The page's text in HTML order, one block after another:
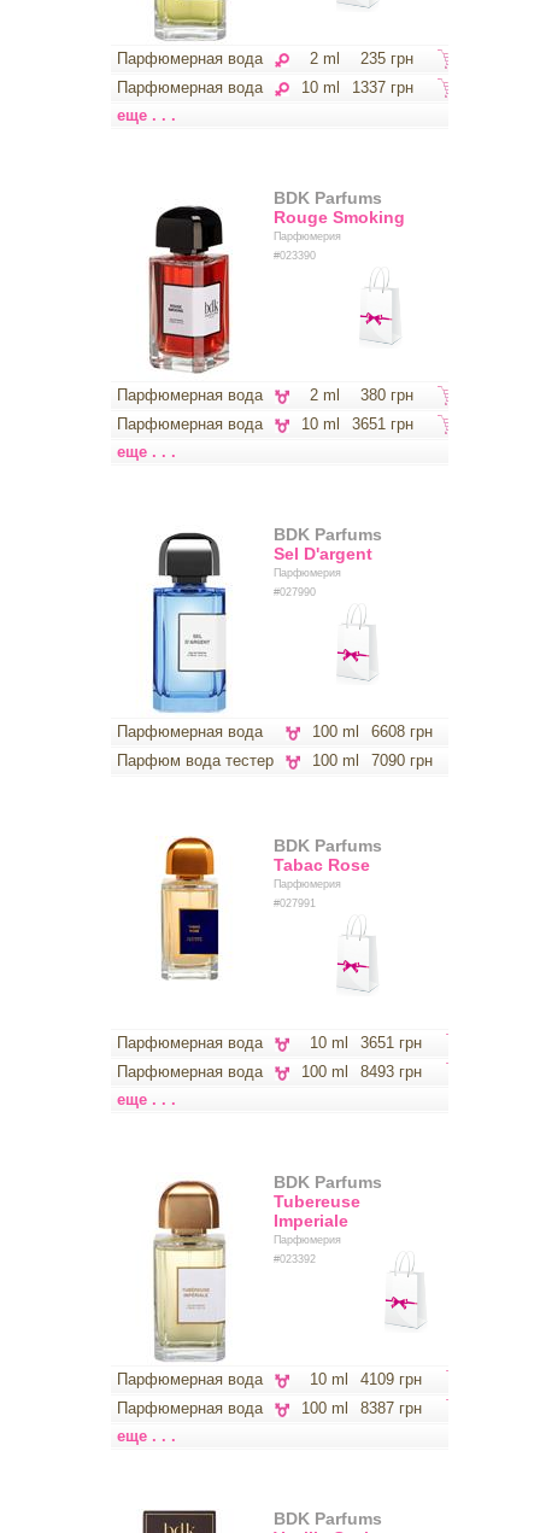
Парфюмерная вода 2 ml
235 грн
Парфюмерная вода
10 ml
1337 грн
еще . . .
BDK Parfums
Rouge Smoking
Парфюмерия
#023390
Парфюмерная вода 2 ml
380 грн
Парфюмерная вода
10 ml
3651 грн
еще . . .
BDK Parfums
Sel D'argent
Парфюмерия
#027990
Парфюмерная вода 100 ml
6608 грн
Парфюм вода тестер
100 ml 7090 грн
BDK Parfums
Tabac Rose
Парфюмерия
#027991
Парфюмерная вода 10 ml
3651 грн
Парфюмерная вода
100 ml
8493 грн
еще . . .
BDK Parfums
Tubereuse
Imperiale
Парфюмерия
#023392
Парфюмерная вода 10 ml
4109 грн
Парфюмерная вода
100 ml
8387 грн
еще . . .
BDK Parfums